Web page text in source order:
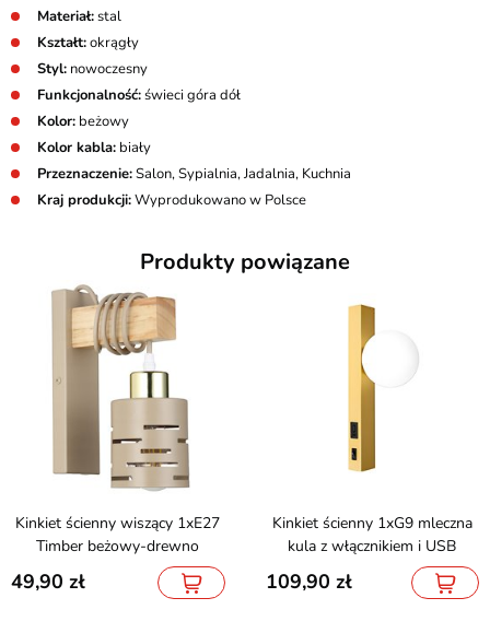
Materiał:stal
Kształt:okrągły
Styl: nowoczesny
Funkcjonalność:świeci góra dół
Kolor: beżowy
Kolor kabla: biały
Przeznaczenie:Salon, Sypialnia, Jadalnia, Kuchnia
Kraj produkcji:Wyprodukowano w Polsce
Produkty powiązane
Kinkiet ścienny wiszący 1xE27
Timber beżowy-drewno
49,90
Kinkiet ścienny 1xG9 mleczna
kula z włącznikiem i USB
109,90